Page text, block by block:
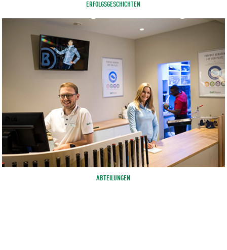
ERFOLGSGESCHICHTEN
ABTEILUNGEN